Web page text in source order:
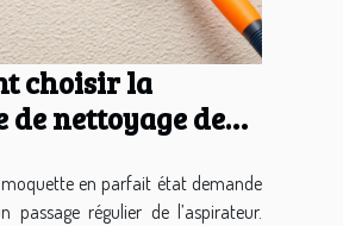
choisir la
de nettoyage de
en parfait état demande
passage régulier de l’aspirateur.